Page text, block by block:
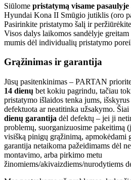
Siūlome pristatymą visame pasaulyje
Hyundai Kona II Smūgio jutiklis (oro
Pasirinkite pristatymo šalį ir
Visos dalys laikomos sandėlyje
mumis dėl individualių pristatymo
Grąžinimas ir garantija
Jūsų pasitenkinimas – PARTAN
14 dienų bet kokiu pagrindu, tačiau
pristatymo išlaidos tenka jums,
defektuota ar neatitinka užsakymo.
dienų garantija dėl defektų – jei ji
problemų, suorganizuosime pakeitimą
visišką pinigų grąžinimą, apmokėdami
garantija netaikoma pažeidimams dėl
montavimo, arba pirkimo metu
žinomiems/akivaizdiems/nurodytiems